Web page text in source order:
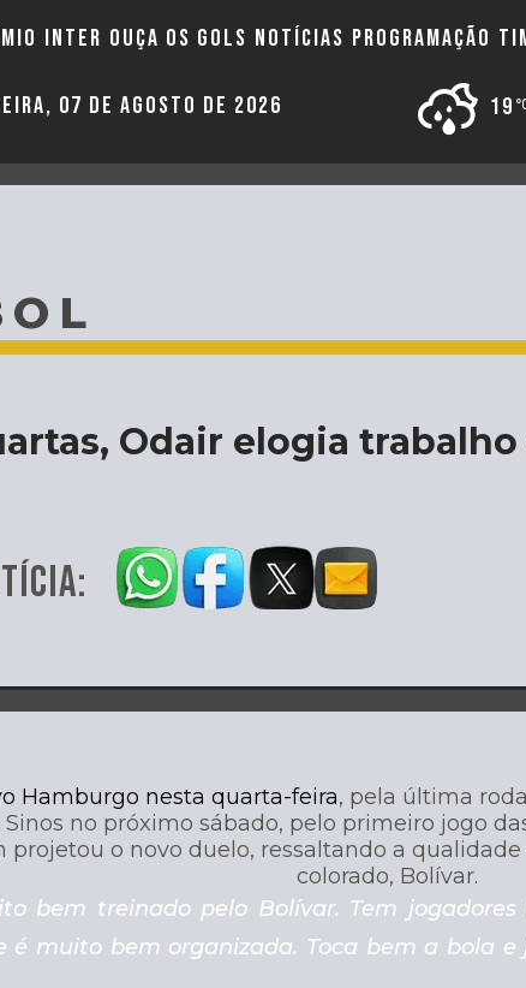
INTER OUÇA OS GOLS NOTÍCIAS PROGRAMAÇÃO
07 DE AGOSTO DE 2026 19
Odair elogia
Hamburgo nesta quarta-feira, pela última
no próximo sábado, pelo primeiro jogo
projetou o novo duelo, ressaltando a
colorado, Bolívar.
bem treinado pelo Bolívar. Tem
muito bem organizada. Toca bem a bola